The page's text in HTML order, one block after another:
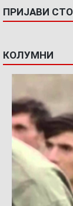
ПРИЈАВИ
КОЛУМНИ